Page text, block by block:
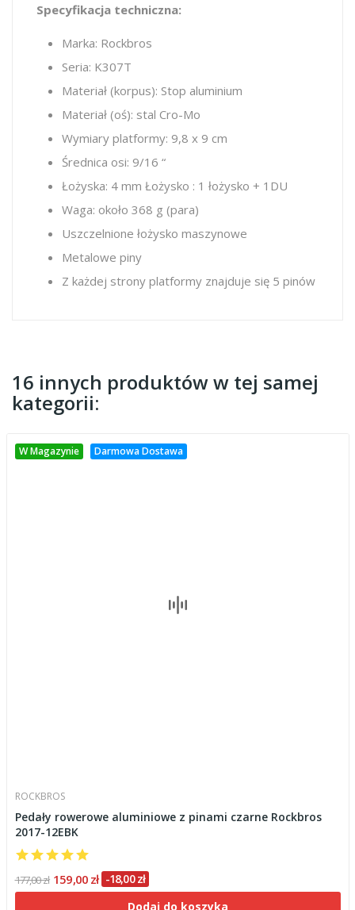
Specyfikacja techniczna:
Marka: Rockbros
Seria: K307T
Materiał (korpus): Stop aluminium
Materiał (oś): stal Cro-Mo
Wymiary platformy: 9,8 x 9 cm
Średnica osi: 9/16 “
Łożyska: 4 mm Łożysko : 1 łożysko + 1DU
Waga: około 368 g (para)
Uszczelnione łożysko maszynowe
Metalowe piny
Z każdej strony platformy znajduje się 5 pinów
16 innych produktów w tej samej
kategorii:
W Magazynie Darmowa Dostawa
ROCKBROS
Pedały rowerowe aluminiowe z pinami czarne Rockbros
2017-12EBK
177,00 zł 159,00 zł -18,00 zł
Dodaj do koszyka